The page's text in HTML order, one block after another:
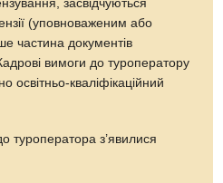
засвідчуються
(уповноваженим або
частина документів
вимоги до туроператору
освітньо-кваліфікаційний
туроператора з’явилися